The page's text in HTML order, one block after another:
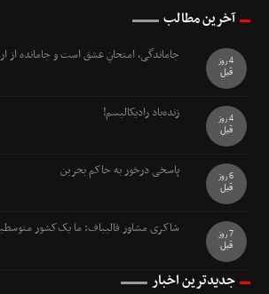
آخرین مطالب
جاماندگی، امتحانِ عشق است و جامانده از
4 روز
قبل
زنده‌باد رادیکالیسم!
4 روز
قبل
پاسخی درخور به حاکم بحرین
6 روز
قبل
شاکری مشاور قالیباف: ما یک‌کشور
7 روز
قبل
جدیدترین اخبار